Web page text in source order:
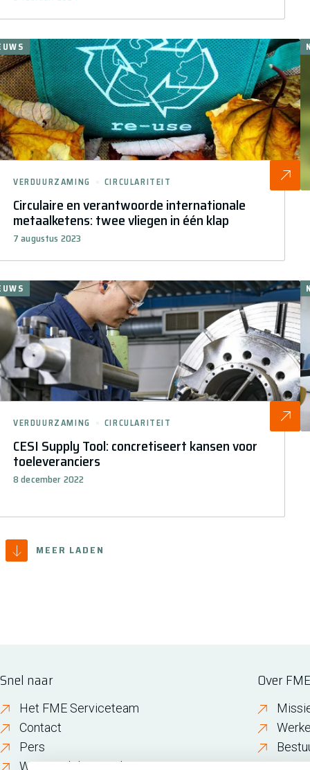
Circulaire en verantwoorde internationale
metaalketens: twee vliegen in één klap
7 augustus 2023
VERDUURZAMING CIRCULARITEIT
CESI Supply Tool: concretiseert kansen voor
toeleveranciers
8 december 2022
VERDUURZAMING CIRCULARITEIT
MEER LADEN
Snel naar
Het FME Serviceteam
Contact
Pers
Wijzigen lidmaatschap
Over FME
FME